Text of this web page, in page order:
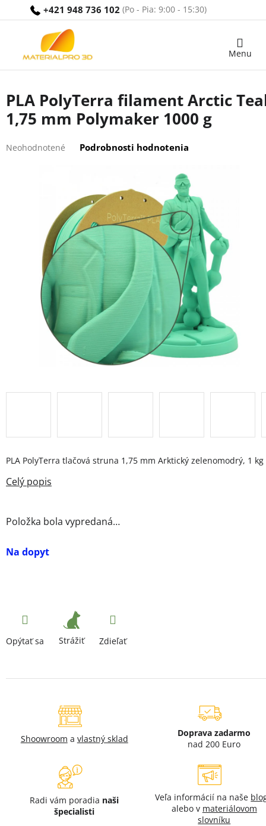
+421 948 736 102
Nákupný
PLA PolyTerra filament Arctic
1,75 mm Polymaker 1000 g
hodnotenie
Neohodnotené Podrobnosti hodnotenia
Na dopyt
Položka bola vypredaná…
PLA PolyTerra tlačová struna 1,75 mm Arktický zelenomodrý, 1 kg
Opýtať sa Strážiť Zdieľať
Shoowroom a vlastný sklad
Doprava zadarmo
nad 200 Euro
Radi vám poradia naši
špecialisti
Veľa informácií na naše
alebo v materiálovom
slovníku